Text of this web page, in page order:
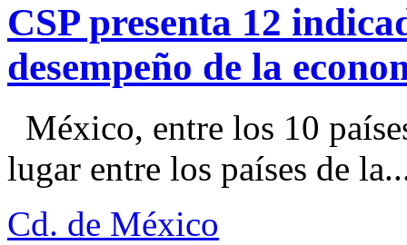
CSP presenta 12
desempeño de la
México, entre los 10
lugar entre los países de
Cd. de México